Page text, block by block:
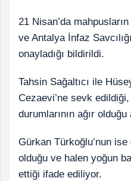
21 Nisan’da
ve Antalya İnfaz
onayladığı bildirildi.
Tahsin Sağaltıcı ile
Cezaevi’ne sevk
durumlarının ağır olduğu
Gürkan Türkoğlu’nun
olduğu ve halen yoğun
ettiği ifade ediliyor.